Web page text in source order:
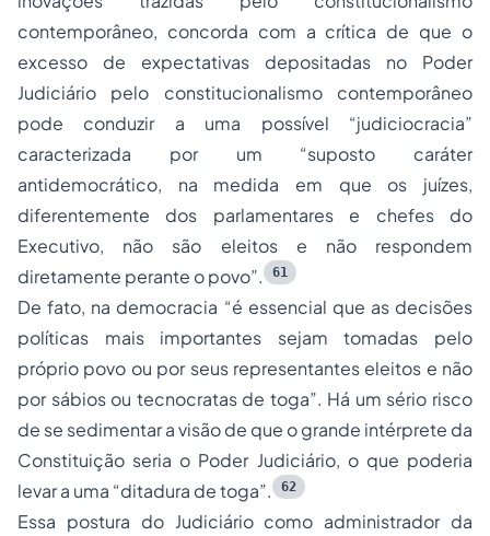
contemporâneo, concorda com a crítica de que o
excesso de expectativas depositadas no Poder
Judiciário pelo constitucionalismo contemporâneo
pode conduzir a uma possível “judiciocracia”
caracterizada por um “suposto caráter
antidemocrático, na medida em que os juízes,
diferentemente dos parlamentares e chefes do
Executivo, não são eleitos e não respondem
diretamente perante o povo”.
61
De fato, na democracia “é essencial que as decisões
políticas mais importantes sejam tomadas pelo
próprio povo ou por seus representantes eleitos e não
por sábios ou tecnocratas de toga”. Há um sério risco
de se sedimentar a visão de que o grande intérprete da
Constituição seria o Poder Judiciário, o que poderia
levar a uma “ditadura de toga”.
62
Essa postura do Judiciário como administrador da